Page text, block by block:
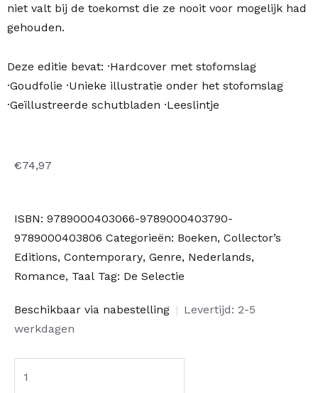
niet valt bij de toekomst die ze nooit voor mogelijk had
gehouden.
Deze editie bevat: ·Hardcover met stofomslag
·Goudfolie ·Unieke illustratie onder het stofomslag
·Geïllustreerde schutbladen ·Leeslintje
€74,97
ISBN: 9789000403066-9789000403790-
9789000403806 Categorieën: Boeken, Collector’s
Editions, Contemporary, Genre, Nederlands,
Romance, Taal Tag: De Selectie
Beschikbaar via nabestelling | Levertijd: 2-5
werkdagen
De
Selectie-
Limited